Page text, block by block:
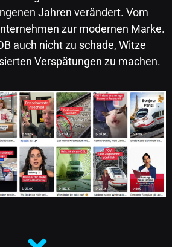
Jahren verändert. Vom
zur modernen Marke.
auch nicht zu schade, Witze
Verspätungen zu machen.